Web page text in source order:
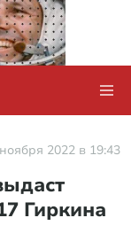
2022 в 19:43
Гиркина